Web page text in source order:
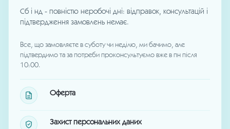
Сб і нд - повністю неробочі дні: відправок, консультацій і
підтвердження замовлень немає.
Все, що замовляєте в суботу чи неділю, ми бачимо, але
підтвердимо та за потреби проконсультуємо вже в пн після
10:00.
Оферта
Захист персональних даних